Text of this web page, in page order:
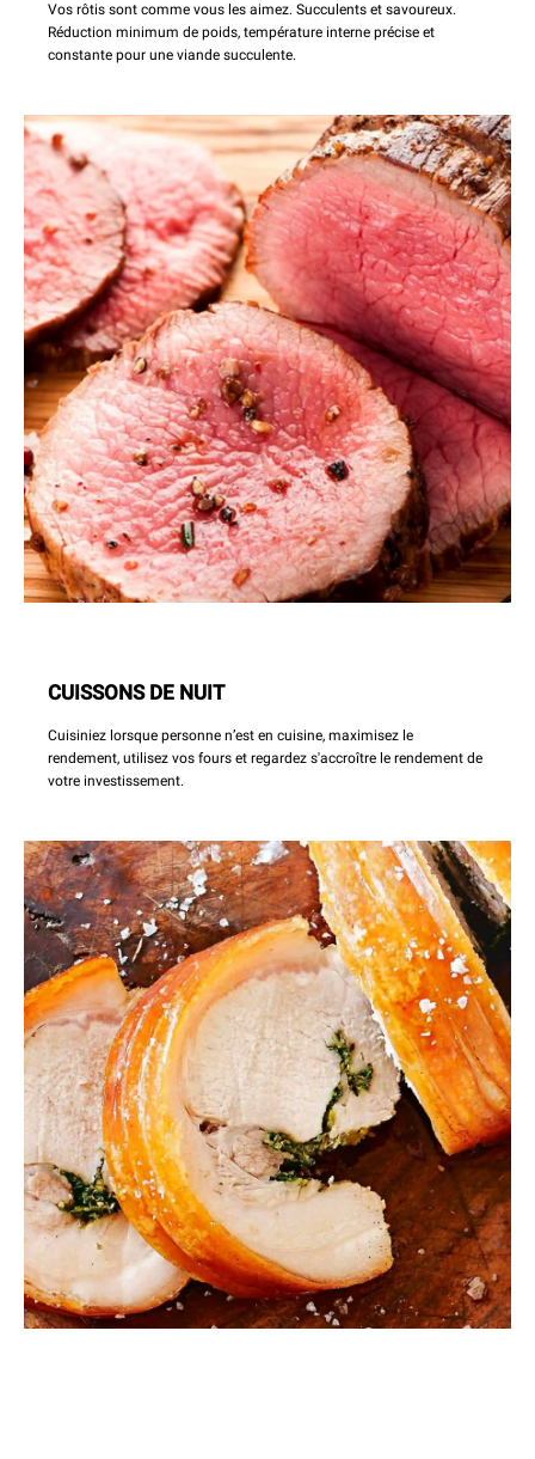
Vos rôtis sont comme vous les aimez. Succulents et savoureux.
Réduction minimum de poids, température interne précise et
constante pour une viande succulente.
CUISSONS DE NUIT
Cuisiniez lorsque personne n’est en cuisine, maximisez le
rendement, utilisez vos fours et regardez s'accroître le rendement de
votre investissement.